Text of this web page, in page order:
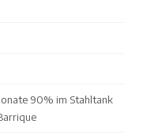
90% im Stahltank